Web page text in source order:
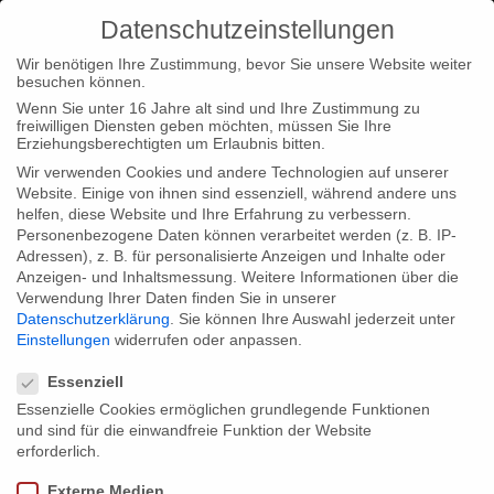
Tags: Metropolis
Home Tags: Metropolis
Posted in Startseite, Typ|Filmnews by constanza
19. January 2018
“Stille Retter” beim Arabesques Festival
in Hamburg
Unsere Dokumentation "Stille Retter - Überleben im besetzten
Datenschutzeinstellungen
Wir benötigen Ihre Zustimmung, bevor Sie unsere Website weiter
besuchen können.
Wenn Sie unter 16 Jahre alt sind und Ihre Zustimmung zu
freiwilligen Diensten geben möchten, müssen Sie Ihre
Erziehungsberechtigten um Erlaubnis bitten.
Wir verwenden Cookies und andere Technologien auf unserer
Website. Einige von ihnen sind essenziell, während andere uns
helfen, diese Website und Ihre Erfahrung zu verbessern.
Personenbezogene Daten können verarbeitet werden (z. B. IP-
Adressen), z. B. für personalisierte Anzeigen und Inhalte oder
Anzeigen- und Inhaltsmessung. Weitere Informationen über die
Verwendung Ihrer Daten finden Sie in unserer
Datenschutzerklärung
Sie können Ihre Auswahl jederzeit unter
Einstellungen widerrufen oder anpassen.
Essenziell
Essenzielle Cookies ermöglichen grundlegende Funktionen
und sind für die einwandfreie Funktion der Website
erforderlich.